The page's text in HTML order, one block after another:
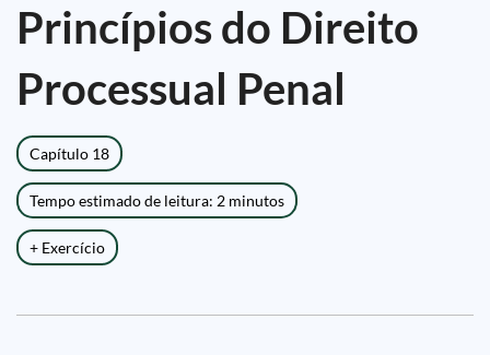
Princípios do Direito
Processual Penal
Capítulo 18
Tempo estimado de leitura: 2 minutos
+ Exercício